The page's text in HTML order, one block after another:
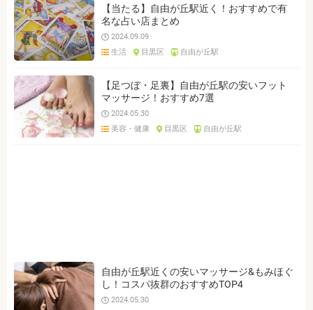
【当たる】自由が丘駅近く！おすすめで有
名な占い店まとめ
2024.09.09
生活
目黒区 自由が丘駅
【足つぼ・足裏】自由が丘駅の安いフット
マッサージ！おすすめ7選
2024.05.30
美容・健康
目黒区 自由が丘駅
自由が丘駅近くの安いマッサージ&もみほぐ
し！コスパ抜群のおすすめTOP4
2024.05.30